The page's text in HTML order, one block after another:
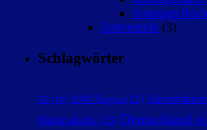
Sonntags
Zeitvertreib (3)
Schlagwörter
5G (14) 1000 Fragen (21)
Maharadscha (23) Deutschland